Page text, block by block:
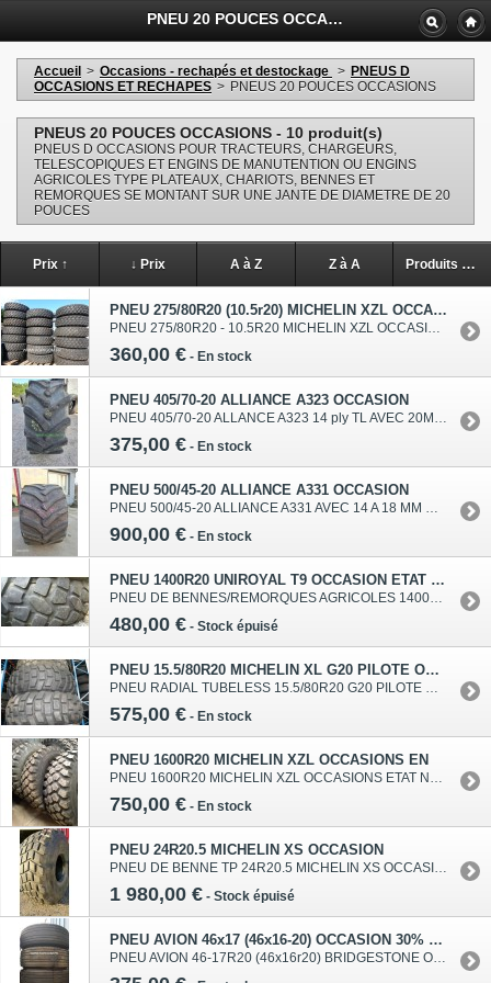
PNEU 20 POUCES OCCASION - AGRIGOM SAS
Accueil > Occasions - rechapés et destockage > PNEUS D
OCCASIONS ET RECHAPES > PNEUS 20 POUCES OCCASIONS
PNEUS 20 POUCES OCCASIONS - 10 produit(s)
PNEUS D OCCASIONS POUR TRACTEURS, CHARGEURS,
TELESCOPIQUES ET ENGINS DE MANUTENTION OU ENGINS
AGRICOLES TYPE PLATEAUX, CHARIOTS, BENNES ET
REMORQUES SE MONTANT SUR UNE JANTE DE DIAMETRE DE 20
POUCES
Prix ↑ ↓ Prix A à Z Z à A Produits en stock
PNEU 275/80R20 (10.5r20) MICHELIN XZL OCCASION 10% US
360,00 € - En stock
PNEU 405/70-20 ALLIANCE A323 OCCASION
375,00 € - En stock
PNEU 500/45-20 ALLIANCE A331 OCCASION
900,00 € - En stock
PNEU 1400R20 UNIROYAL T9 OCCASION ETAT NEUF
480,00 € - Stock épuisé
PNEU 15.5/80R20 MICHELIN XL G20 PILOTE OCCAS EN
575,00 € - En stock
PNEU 1600R20 MICHELIN XZL OCCASIONS EN
750,00 € - En stock
PNEU 24R20.5 MICHELIN XS OCCASION
1 980,00 € - Stock épuisé
PNEU AVION 46x17 (46x16-20) OCCASION 30% USURE